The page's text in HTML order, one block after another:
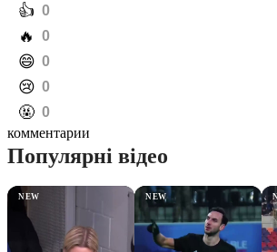
️👍 0
️🔥 0
️😄 0
️😢 0
️🤬 0
комментарии